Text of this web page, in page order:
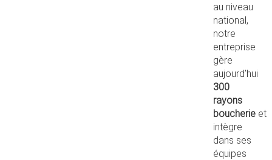
au niveau
national,
notre
entreprise
gère
aujourd’hui
300
rayons
boucherie et
intègre
dans ses
équipes